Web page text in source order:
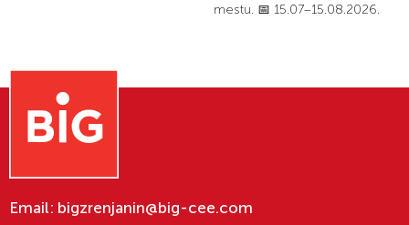
mestu. 📅 15.07–15.08.2026.
Email: bigzrenjanin@big-cee.com